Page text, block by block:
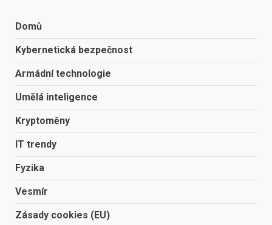
Domů
Kybernetická bezpečnost
Armádní technologie
Umělá inteligence
Kryptoměny
IT trendy
Fyzika
Vesmír
Zásady cookies (EU)